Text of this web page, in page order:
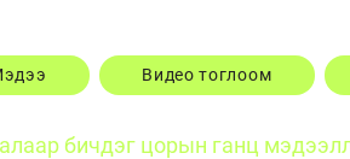
Видео тоглоом
бичдэг цорын ганц